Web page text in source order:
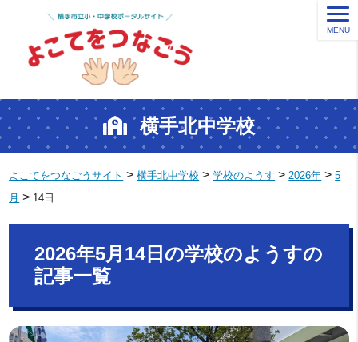
横手北中学校
MENU
よこてをつなごうサイト >横手北中学校 >学校のようす > 2026年 >5
月 > 14日
2026年5月14日の学校のようすの
記事一覧